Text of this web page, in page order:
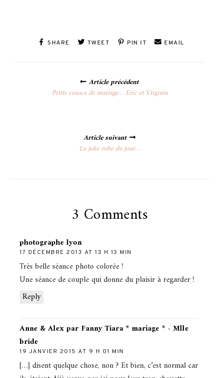
SHARE TWEET PIN IT EMAIL
navigation
Article précédent
Petits couacs de mariage… Eric et Virginia
Article suivant
La jolie robe du jour…
3 Comments
photographe lyon
17 DÉCEMBRE 2013 AT 13 H 13 MIN
Reply
Très belle séance photo colorée !
Une séance de couple qui donne du plaisir à regarder !
Anne & Alex par Fanny Tiara * mariage * - Mlle
bride
19 JANVIER 2015 AT 9 H 01 MIN
[…] disent quelque chose, non ? Et bien, c’est normal car